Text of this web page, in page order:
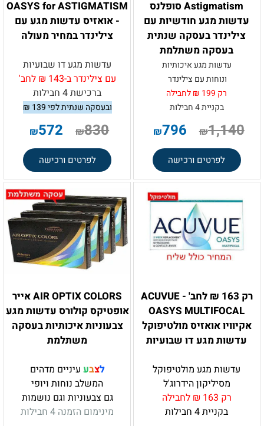
Astigmatism סופלנס
עדשות מגע חודשיות עם
צילינדר בעסקה שנתית
בעסקה משתלמת
עדשות מגעאיכותיות
ונוחות עם צילינדר
רק 199 ₪ לחבילה
בקניית 4 חבילות
₪1,140
₪796
לפרטים ורכישה
OASYS for ASTIGMATISM
- אואזיס עדשות מגע עם
צילינדר במחיר מעולה
עדשות מגע דו שבועיות
עם צילינדר ב-143 ₪ לחב'
ברכישת 4 חבילות
ובעסקה שנתית לפי 139
₪
₪830
₪572
לפרטים ורכישה
רק 163 ₪ לחב' - ACUVUE
OASYS MULTIFOCAL
אקיוויו אואזיס מולטיפוקל
עדשות מגע דו שבועיות
עדשות מגע מולטיפוקל
מסיליקון הידרוג'ל
רק 163 ₪ לחבילה
בקניית 4 חבילות
AIR OPTIX COLORS אייר
אופטיקס קולורס עדשות מגע
צבעוניות איכותיות בעסקה
משתלמת
לצבע עיניים מדהים
המשלב נוחות ויופי
גם צבעוניות וגם נושמות
מינימום הזמנה 4 חבילות